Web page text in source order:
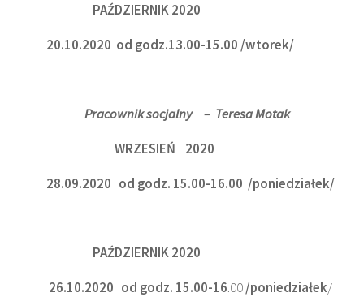
PAŹDZIERNIK 2020
20.10.2020 od godz.13.00-15.00 /wtorek/
Pracownik socjalny – Teresa Motak
WRZESIEŃ 2020
28.09.2020 od godz. 15.00-16.00 /poniedziałek/
PAŹDZIERNIK 2020
26.10.2020 od godz. 15.00-16.00/poniedziałek/